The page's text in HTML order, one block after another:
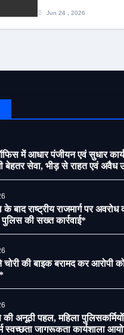
Jun 24 , 2026
में आधार पंजीयन एवं सुधार
बेहतर सेवा, भीड़ से राहत एवं अवैध
बाद राष्ट्रीय राजमार्ग पर अवरोध
पुलिस की सख्त कार्रवाई*
की बाइक बरामद कर आरोपी
अनूठी पहल, महिला
स्वच्छता जागरूकता कार्यशाला